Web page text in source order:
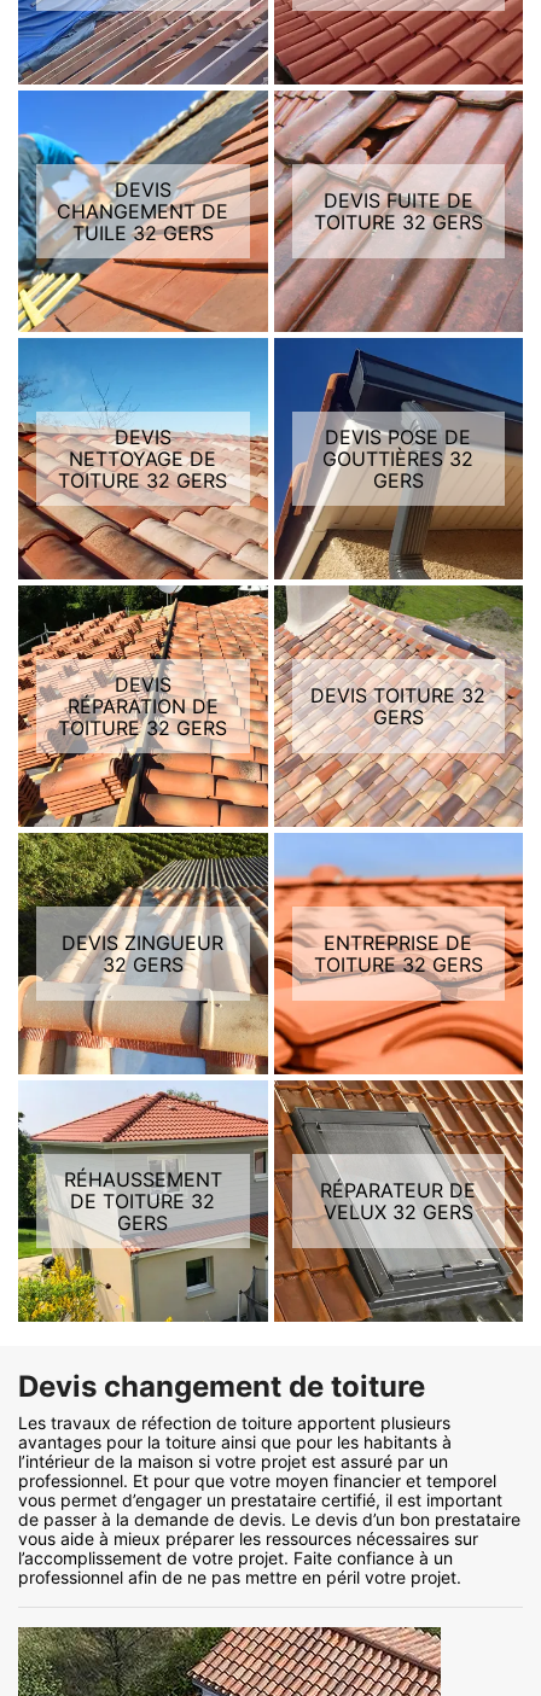
DEVIS
CHANGEMENT DE
TUILE 32 GERS
DEVIS FUITE DE
TOITURE 32 GERS
DEVIS
NETTOYAGE DE
TOITURE 32 GERS
DEVIS POSE DE
GOUTTIÈRES 32
GERS
DEVIS
RÉPARATION DE
TOITURE 32 GERS
DEVIS TOITURE 32
GERS
DEVIS ZINGUEUR
32 GERS
ENTREPRISE DE
TOITURE 32 GERS
RÉHAUSSEMENT
DE TOITURE 32
GERS
RÉPARATEUR DE
VELUX 32 GERS
Devis changement de toiture
Les travaux de réfection de toiture apportent plusieurs
avantages pour la toiture ainsi que pour les habitants à
l’intérieur de la maison si votre projet est assuré par un
professionnel. Et pour que votre moyen financier et temporel
vous permet d’engager un prestataire certifié, il est important
de passer à la demande de devis. Le devis d’un bon prestataire
vous aide à mieux préparer les ressources nécessaires sur
l’accomplissement de votre projet. Faite confiance à un
professionnel afin de ne pas mettre en péril votre projet.